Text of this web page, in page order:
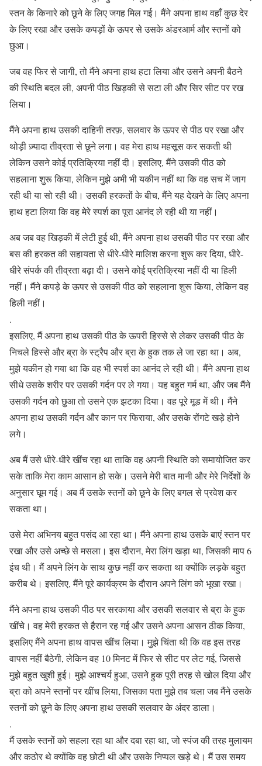
स्तन के किनारे को छूने के लिए जगह मिल गई। मैंने अपना हाथ वहाँ कुछ देर
के लिए रखा और उसके कपड़ों के ऊपर से उसके अंडरआर्म और स्तनों को
छुआ।
जब वह फिर से जागी, तो मैंने अपना हाथ हटा लिया और उसने अपनी बैठने
की स्थिति बदल ली, अपनी पीठ खिड़की से सटा ली और सिर सीट पर रख
लिया।
मैंने अपना हाथ उसकी दाहिनी तरफ़, सलवार के ऊपर से पीठ पर रखा और
थोड़ी ज़्यादा तीव्रता से छूने लगा। वह मेरा हाथ महसूस कर सकती थी
लेकिन उसने कोई प्रतिक्रिया नहीं दी। इसलिए, मैंने उसकी पीठ को
सहलाना शुरू किया, लेकिन मुझे अभी भी यकीन नहीं था कि वह सच में जाग
रही थी या सो रही थी। उसकी हरकतों के बीच, मैंने यह देखने के लिए अपना
हाथ हटा लिया कि वह मेरे स्पर्श का पूरा आनंद ले रही थी या नहीं।
अब जब वह खिड़की में लेटी हुई थी, मैंने अपना हाथ उसकी पीठ पर रखा और
बस की हरकत की सहायता से धीरे-धीरे मालिश करना शुरू कर दिया, धीरे-
धीरे संपर्क की तीव्रता बढ़ा दी। उसने कोई प्रतिक्रिया नहीं दी या हिली
नहीं। मैंने कपड़े के ऊपर से उसकी पीठ को सहलाना शुरू किया, लेकिन वह
हिली नहीं।
.
इसलिए, मैं अपना हाथ उसकी पीठ के ऊपरी हिस्से से लेकर उसकी पीठ के
निचले हिस्से और ब्रा के स्ट्रैप और ब्रा के हुक तक ले जा रहा था। अब,
मुझे यकीन हो गया था कि वह भी स्पर्श का आनंद ले रही थी। मैंने अपना हाथ
सीधे उसके शरीर पर उसकी गर्दन पर ले गया। यह बहुत गर्म था, और जब मैंने
उसकी गर्दन को छुआ तो उसने एक झटका दिया। वह पूरे मूड में थी। मैंने
अपना हाथ उसकी गर्दन और कान पर फिराया, और उसके रोंगटे खड़े होने
लगे।
अब मैं उसे धीरे-धीरे खींच रहा था ताकि वह अपनी स्थिति को समायोजित कर
सके ताकि मेरा काम आसान हो सके। उसने मेरी बात मानी और मेरे निर्देशों के
अनुसार घूम गई। अब मैं उसके स्तनों को छूने के लिए बगल से प्रवेश कर
सकता था।
उसे मेरा अभिनय बहुत पसंद आ रहा था। मैंने अपना हाथ उसके बाएं स्तन पर
रखा और उसे अच्छे से मसला। इस दौरान, मेरा लिंग खड़ा था, जिसकी माप 6
इंच थी। मैं अपने लिंग के साथ कुछ नहीं कर सकता था क्योंकि लड़के बहुत
करीब थे। इसलिए, मैंने पूरे कार्यक्रम के दौरान अपने लिंग को भूखा रखा।
मैंने अपना हाथ उसकी पीठ पर सरकाया और उसकी सलवार से ब्रा के हुक
खींचे। वह मेरी हरकत से हैरान रह गई और उसने अपना आसन ठीक किया,
इसलिए मैंने अपना हाथ वापस खींच लिया। मुझे चिंता थी कि वह इस तरह
वापस नहीं बैठेगी, लेकिन वह 10 मिनट में फिर से सीट पर लेट गई, जिससे
मुझे बहुत खुशी हुई। मुझे आश्चर्य हुआ, उसने हुक पूरी तरह से खोल दिया और
ब्रा को अपने स्तनों पर खींच लिया, जिसका पता मुझे तब चला जब मैंने उसके
स्तनों को छूने के लिए अपना हाथ उसकी सलवार के अंदर डाला।
.
मैं उसके स्तनों को सहला रहा था और दबा रहा था, जो स्पंज की तरह मुलायम
और कठोर थे क्योंकि वह छोटी थी और उसके निप्पल खड़े थे। मैं उस समय